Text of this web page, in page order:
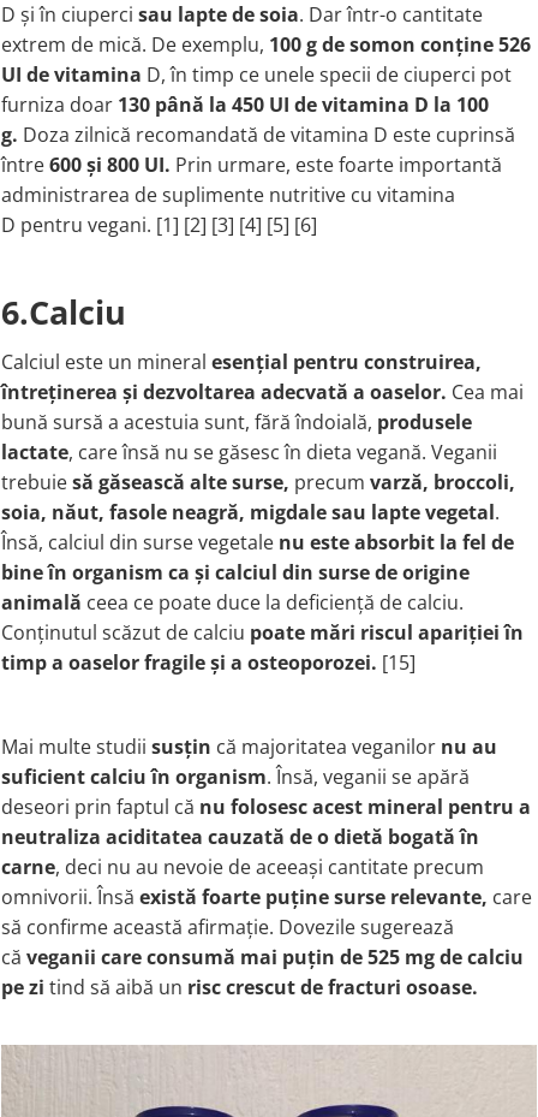
D și în ciuperci sau lapte de soia. Dar într-o cantitate
extrem de mică. De exemplu, 100 g de somon conține 526
UI de vitamina D, în timp ce unele specii de ciuperci pot
furniza doar 130 până la 450 UI de vitamina D la 100
g. Doza zilnică recomandată de vitamina D este cuprinsă
între600 și 800 UI. Prin urmare, este foarte importantă
administrarea de suplimente nutritive cu vitamina
D pentru vegani. [1] [2] [3] [4] [5] [6]
6.Calciu
Calciul este un mineral esențial pentru construirea,
întreținerea și dezvoltarea adecvată a oaselor. Cea mai
bună sursă a acestuia sunt, fără îndoială, produsele
lactate, care însă nu se găsesc în dieta vegană. Veganii
trebuiesă găsească alte surse, precum varză, broccoli,
soia, năut, fasole neagră, migdale sau lapte vegetal.
Însă, calciul din surse vegetale nu este absorbit la fel de
bine în organism ca și calciul din surse de origine
animală ceea ce poate duce la deficiență de calciu.
Conținutul scăzut de calciu poate mări riscul apariției în
timp a oaselor fragile și a osteoporozei. [15]
Mai multe studii susțin că majoritatea veganilor nu au
suficient calciu în organism. Însă, veganii se apără
deseori prin faptul că nu folosesc acest mineral pentru a
neutraliza aciditatea cauzată de o dietă bogată în
carne, deci nu au nevoie de aceeași cantitate precum
omnivorii. Însă există foarte puține surse relevante, care
să confirme această afirmație. Dovezile sugerează
că veganii care consumă mai puțin de 525 mg de calciu
pe zi tind să aibă un risc crescut de fracturi osoase.